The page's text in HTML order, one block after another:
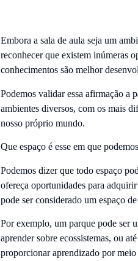
Embora a sala de aula seja um
reconhecer que existem inúmeras
conhecimentos são melhor
Podemos validar essa afirmação a
ambientes diversos, com os mais
nosso próprio mundo.
Que espaço é esse em que
Podemos dizer que todo espaço
ofereça oportunidades para
pode ser considerado um espaço
Por exemplo, um parque pode ser
aprender sobre ecossistemas, ou
proporcionar aprendizado por